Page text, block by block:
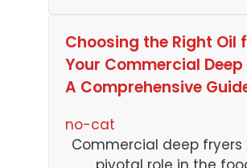
Choosing the Right Oil
Your Commercial Deep
A Comprehensive
no-cat
Commercial deep fryers